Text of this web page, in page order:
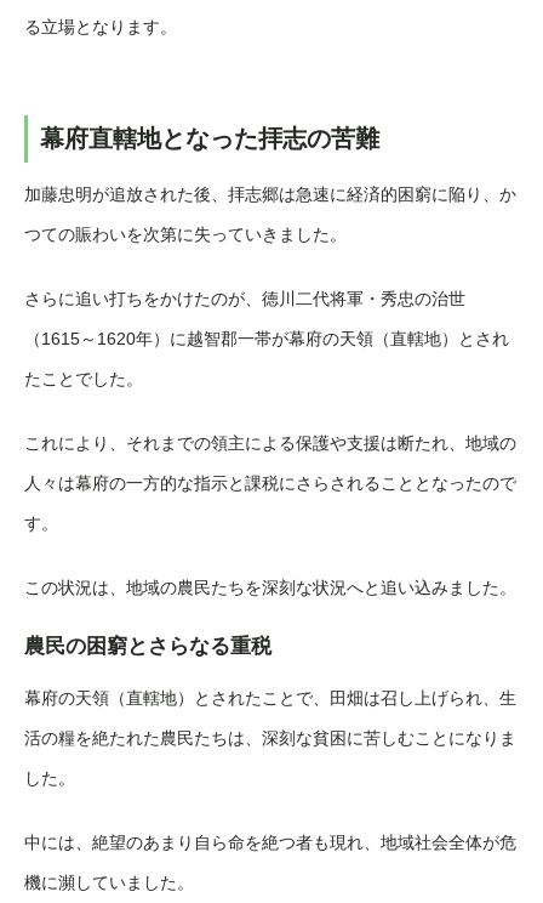
る立場となります。
幕府直轄地となった拝志の苦難
加藤忠明が追放された後、拝志郷は急速に経済的困窮に陥り、か
つての賑わいを次第に失っていきました。
さらに追い打ちをかけたのが、徳川二代将軍・秀忠の治世
（1615～1620年）に越智郡一帯が幕府の天領（直轄地）とされ
たことでした。
これにより、それまでの領主による保護や支援は断たれ、地域の
人々は幕府の一方的な指示と課税にさらされることとなったので
す。
この状況は、地域の農民たちを深刻な状況へと追い込みました。
農民の困窮とさらなる重税
幕府の天領（直轄地）とされたことで、田畑は召し上げられ、生
活の糧を絶たれた農民たちは、深刻な貧困に苦しむことになりま
した。
中には、絶望のあまり自ら命を絶つ者も現れ、地域社会全体が危
機に瀕していました。